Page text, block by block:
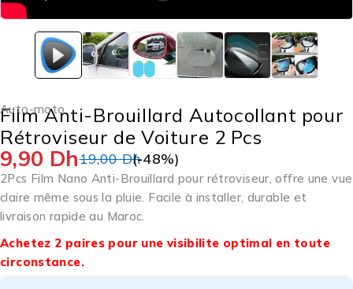
Auto-moto
Film Anti-Brouillard Autocollant pour
Rétroviseur de Voiture 2 Pcs
19,00Dh
9,90 Dh (-48%)
2Pcs Film Nano Anti-Brouillard pour rétroviseur, offre une vue
claire même sous la pluie. Facile à installer, durable et
livraison rapide au Maroc.
Achetez 2 paires pour une visibilite optimal en toute
circonstance.